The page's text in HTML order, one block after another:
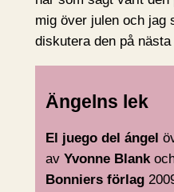
mig över julen och jag
diskutera den på
Ängelns lek
El juego del ángel
avYvonne Blank
Bonniers förlag